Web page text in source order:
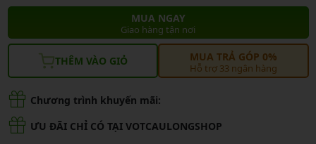
MUA NGAY
Giao hàng tận nơi
THÊM VÀO GIỎ MUA TRẢ GÓP 0%
Hỗ trợ 33 ngân hàng
Chương trình khuyến mãi:
ƯU ĐÃI CHỈ CÓ TẠI VOTCAULONGSHOP